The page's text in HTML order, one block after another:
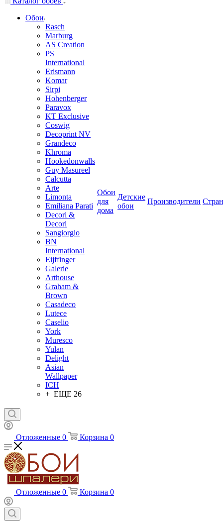
Обои
Rasch
Marburg
AS Creation
PS
International
Erismann
Komar
Sirpi
Hohenberger
Paravox
KT Exclusive
Coswig
Decoprint NV
Grandeco
Khroma
Hookedonwalls
Guy Masureel
Calcutta
Arte
Limonta
Emiliana Parati
Decori &
Decori
Sangiorgio
BN
International
Eijffinger
Galerie
Arthouse
Graham &
Brown
Casadeco
Lutece
Caselio
York
Muresco
Yulan
Delight
Asian
Wallpaper
ICH
+ ЕЩЕ 26
Обои
для
дома
Детские
обои
Производители
Отложенные 0 Корзина 0
Отложенные 0 Корзина 0